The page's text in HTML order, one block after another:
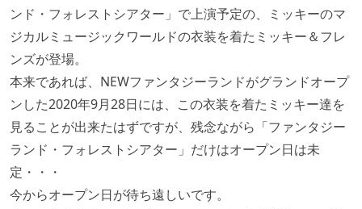
ンド・フォレストシアター」で上演予定の、ミッキーのマ
ジカルミュージックワールドの衣装を着たミッキー＆フレ
ンズが登場。
本来であれば、NEWファンタジーランドがグランドオープ
ンした2020年9月28日には、この衣装を着たミッキー達を
見ることが出来たはずですが、残念ながら「ファンタジー
ランド・フォレストシアター」だけはオープン日は未
定・・・
今からオープン日が待ち遠しいです。